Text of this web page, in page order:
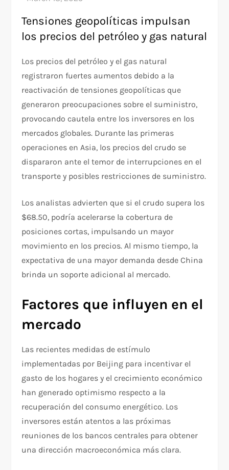
Tensiones geopolíticas impulsan
los precios del petróleo y gas natural
Los precios del petróleo y el gas natural
registraron fuertes aumentos debido a la
reactivación de tensiones geopolíticas que
generaron preocupaciones sobre el suministro,
provocando cautela entre los inversores en los
mercados globales. Durante las primeras
operaciones en Asia, los precios del crudo se
dispararon ante el temor de interrupciones en el
transporte y posibles restricciones de suministro.
Los analistas advierten que si el crudo supera los
$68.50, podría acelerarse la cobertura de
posiciones cortas, impulsando un mayor
movimiento en los precios. Al mismo tiempo, la
expectativa de una mayor demanda desde China
brinda un soporte adicional al mercado.
Factores que influyen en el
mercado
Las recientes medidas de estímulo
implementadas por Beijing para incentivar el
gasto de los hogares y el crecimiento económico
han generado optimismo respecto a la
recuperación del consumo energético. Los
inversores están atentos a las próximas
reuniones de los bancos centrales para obtener
una dirección macroeconómica más clara.